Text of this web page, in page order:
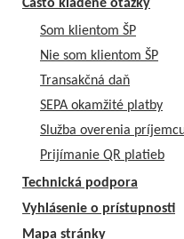
Často kladené otázky
Som klientom ŠP
Nie som klientom ŠP
Transakčná daň
SEPA okamžité platby
Služba overenia
Prijímanie QR platieb
Technická podpora
Vyhlásenie o prístupnosti
Mapa stránky